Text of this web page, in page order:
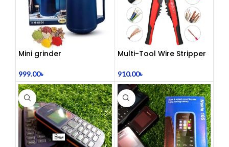
Mini grinder
999.00৳
Multi-Tool Wire Stripper
910.00৳